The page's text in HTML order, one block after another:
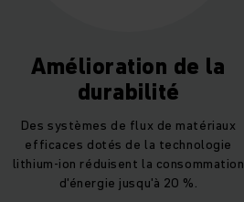
Amélioration de la
durabilité
Des systèmes de flux de matériaux
efficaces dotés de la technologie
lithium-ion réduisent la consommation
d'énergie jusqu'à 20 %.